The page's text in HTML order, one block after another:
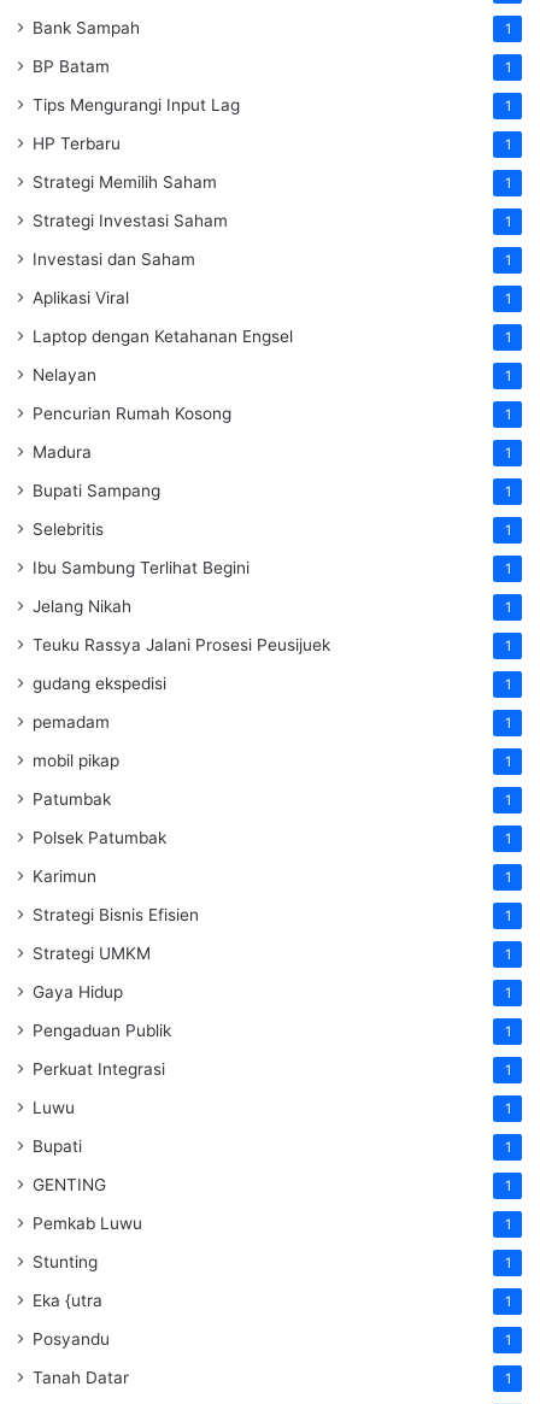
Bank Sampah 1
BP Batam 1
Tips Mengurangi Input Lag 1
HP Terbaru 1
Strategi Memilih Saham 1
Strategi Investasi Saham 1
Investasi dan Saham 1
Aplikasi Viral 1
Laptop dengan Ketahanan Engsel 1
Nelayan 1
Pencurian Rumah Kosong 1
Madura 1
Bupati Sampang 1
Selebritis 1
Ibu Sambung Terlihat Begini 1
Jelang Nikah 1
Teuku Rassya Jalani Prosesi Peusijuek 1
gudang ekspedisi 1
pemadam 1
mobil pikap 1
Patumbak 1
Polsek Patumbak 1
Karimun 1
Strategi Bisnis Efisien 1
Strategi UMKM 1
Gaya Hidup 1
Pengaduan Publik 1
Perkuat Integrasi 1
Luwu 1
Bupati 1
GENTING 1
Pemkab Luwu 1
Stunting 1
Eka {utra 1
Posyandu 1
Tanah Datar 1